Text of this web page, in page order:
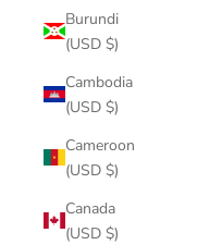
Burundi
(USD $)
Cambodia
(USD $)
Cameroon
(USD $)
Canada
(USD $)